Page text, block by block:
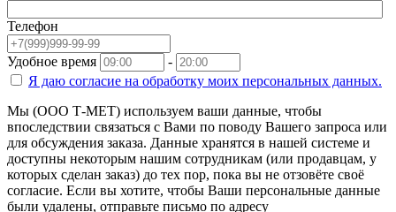
Телефон
Удобное время
-
Я даю согласие на обработку моих персональных данных.
Мы (ООО Т-МЕТ) используем ваши данные, чтобы
впоследствии связаться с Вами по поводу Вашего запроса или
для обсуждения заказа. Данные хранятся в нашей системе и
доступны некоторым нашим сотрудникам (или продавцам, у
которых сделан заказ) до тех пор, пока вы не отзовёте своё
согласие. Если вы хотите, чтобы Ваши персональные данные
были удалены, отправьте письмо по адресу